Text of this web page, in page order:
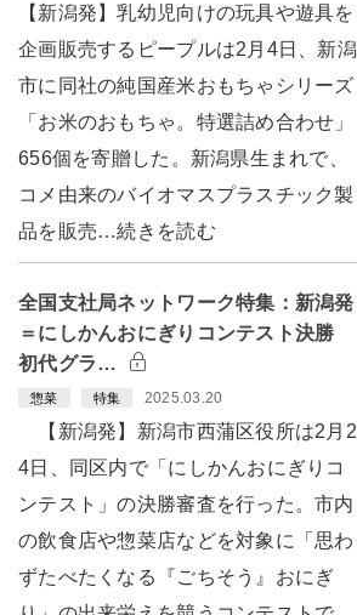
【新潟発】乳幼児向けの玩具や遊具を
企画販売するピープルは2月4日、新潟
市に同社の純国産米おもちゃシリーズ
「お米のおもちゃ。特選詰め合わせ」
656個を寄贈した。新潟県生まれで、
コメ由来のバイオマスプラスチック製
品を販売…続きを読む
全国支社局ネットワーク特集：新潟発
＝にしかんおにぎりコンテスト決勝
初代グラ…
惣菜 特集 2025.03.20
【新潟発】新潟市西蒲区役所は2月2
4日、同区内で「にしかんおにぎりコ
ンテスト」の決勝審査を行った。市内
の飲食店や惣菜店などを対象に「思わ
ずたべたくなる『ごちそう』おにぎ